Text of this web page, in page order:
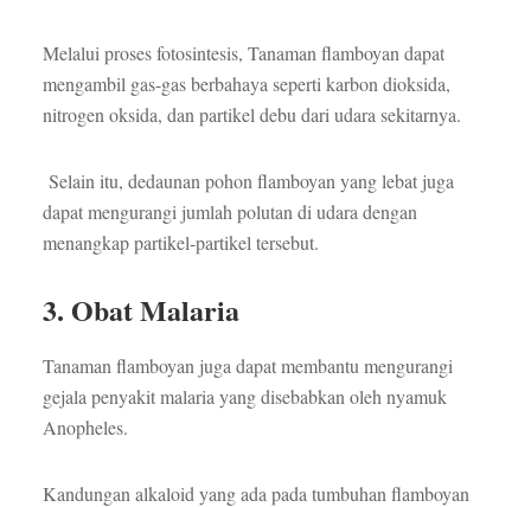
Melalui proses fotosintesis, Tanaman flamboyan dapat
mengambil gas-gas berbahaya seperti karbon dioksida,
nitrogen oksida, dan partikel debu dari udara sekitarnya.
Selain itu, dedaunan pohon flamboyan yang lebat juga
dapat mengurangi jumlah polutan di udara dengan
menangkap partikel-partikel tersebut.
3. Obat Malaria
Tanaman flamboyan juga dapat membantu mengurangi
gejala penyakit malaria yang disebabkan oleh nyamuk
Anopheles.
Kandungan alkaloid yang ada pada tumbuhan flamboyan